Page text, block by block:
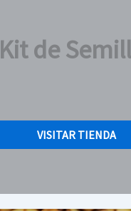
Kit de
VISITAR TIENDA